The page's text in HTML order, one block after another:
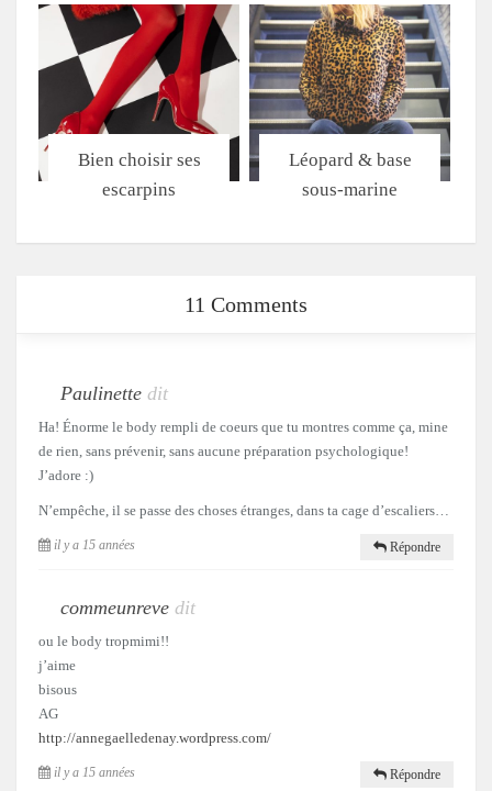
Bien choisir ses
escarpins
Léopard & base
sous-marine
11 Comments
Paulinette dit
Ha! Énorme le body rempli de coeurs que tu montres comme ça, mine
de rien, sans prévenir, sans aucune préparation psychologique!
J’adore :)
N’empêche, il se passe des choses étranges, dans ta cage d’escaliers…
il y a 15 années Répondre
commeunreve dit
ou le body tropmimi!!
j’aime
bisous
AG
http://annegaelledenay.wordpress.com/
il y a 15 années Répondre